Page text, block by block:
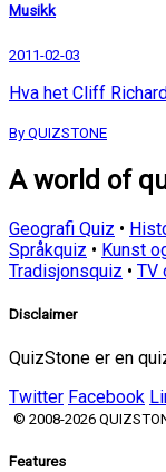
Musikk
2011-02-03
Hva het Cliff
By QUIZSTONE
A world of
Geografi Quiz •
Språkquiz • Kunst
Tradisjonsquiz • TV
Disclaimer
QuizStone er en
Twitter Facebook
© 2008-2026
Features